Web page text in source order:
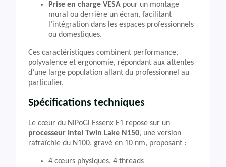
Prise en charge VESA pour un montage
mural ou derrière un écran, facilitant
l’intégration dans les espaces professionnels
ou domestiques.
Ces caractéristiques combinent performance,
polyvalence et ergonomie, répondant aux attentes
d’une large population allant du professionnel au
particulier.
Spécifications techniques
Le cœur du NiPoGi Essenx E1 repose sur un
processeur Intel Twin Lake N150, une version
rafraîchie du N100, gravé en 10 nm, proposant :
4 cœurs physiques, 4 threads